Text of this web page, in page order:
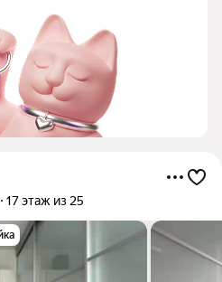
17 этаж из 25